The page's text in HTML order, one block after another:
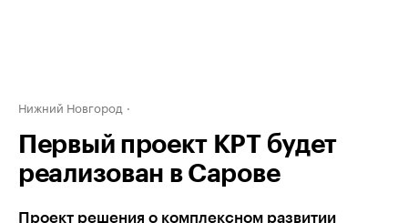
Нижний Новгород
Первый проект КРТ будет
реализован в Сарове
Проект решения о комплексном развитии